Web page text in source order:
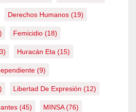
Derechos Humanos (19)
Femicidio (18)
Huracán Eta (15)
(9)
Libertad De Expresión (12)
(45) MINSA(76)